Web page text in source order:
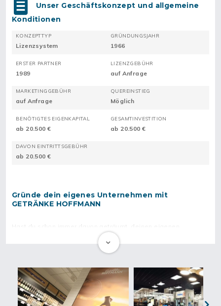
Unser Geschäftskonzept und allgemeine
Konditionen
KONZEPTTYP
Lizenzsystem
GRÜNDUNGSJAHR
1966
ERSTER PARTNER
1989
LIZENZGEBÜHR
auf Anfrage
MARKETINGGEBÜHR
auf Anfrage
QUEREINSTIEG
Möglich
BENÖTIGTES EIGENKAPITAL
ab 20.500 €
GESAMTINVESTITION
ab 20.500 €
DAVON EINTRITTSGEBÜHR
ab 20.500 €
Gründe dein eigenes Unternehmen mit
GETRÄNKE HOFFMANN
Hast du schon immer davon geträumt, deinen eigenen
Getränkemarkt zu eröffnen und deine Leidenschaft für den
Einzelhandel und den Verkauf zu verwirklichen? Wünschst du dir
einen Getränkemarkt in deiner Nachbarschaft, den du selbst
Wenn du bereits Erfahrungen im (Getränke-)Einzelhandel
gesammelt hast und es liebst, Menschen zu beraten, dann
dürfte GETRÄNKE HOFFMANN die perfekte